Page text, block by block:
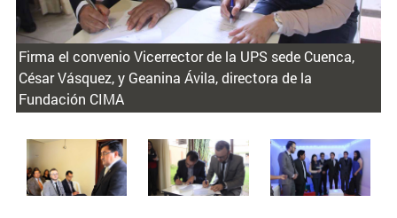
Firma el convenio Vicerrector de la UPS sede Cuenca,
César Vásquez, y Geanina Ávila, directora de la
Fundación CIMA